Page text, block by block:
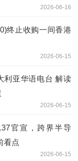
2026-06-16
终止收购一间香港
2026-06-15
利亚华语电台 解读
2026-06-15
官宣，跨界半导
看点
2026-06-15